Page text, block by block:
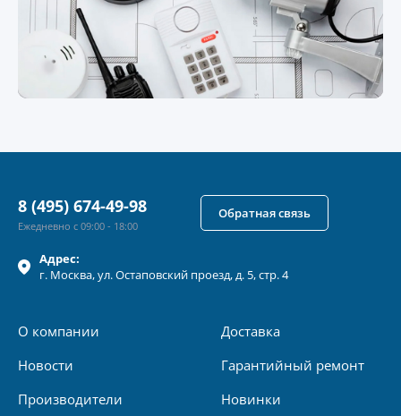
Адрес:
г. Москва, ул.Остаповский проезд, д. 5, стр. 4
О компании
Новости
Производители
Доставка
Гарантийный ремонт
Новинки
8 (495) 674-49-98
Ежедневно с 09:00 - 18:00
Обратная связь